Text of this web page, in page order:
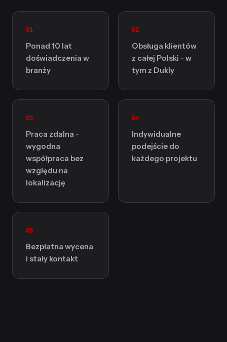
01
Ponad 10 lat
doświadczenia w
branży
02
Obsługa klientów
z całej Polski - w
tym z Dukly
03
Praca zdalna -
wygodna
współpraca bez
względu na
lokalizację
04
Indywidualne
podejście do
każdego projektu
05
Bezpłatna wycena
i stały kontakt